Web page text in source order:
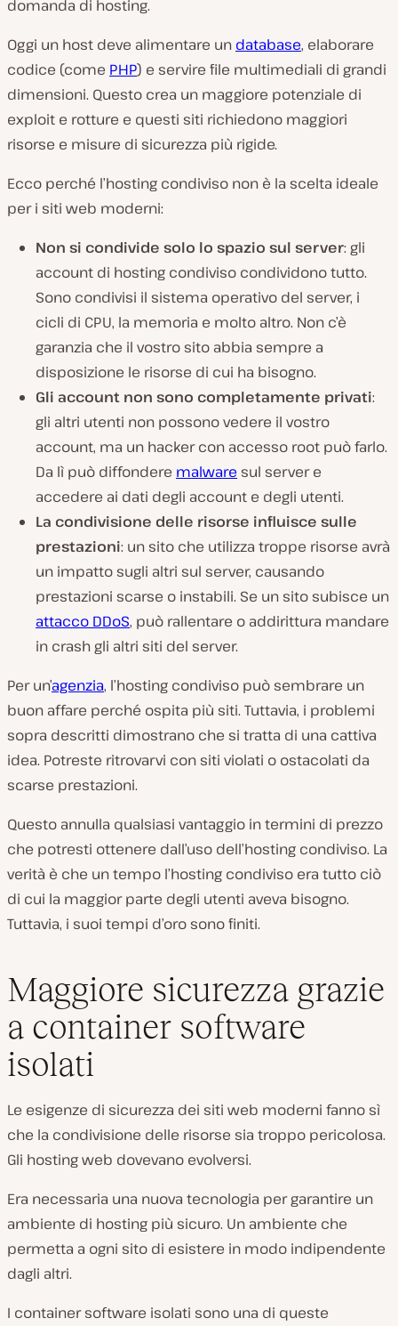
domanda di hosting.
Oggi un host deve alimentare un database, elaborare
codice (come PHP) e servire file multimediali di grandi
dimensioni. Questo crea un maggiore potenziale di
exploit e rotture e questi siti richiedono maggiori
risorse e misure di sicurezza più rigide.
Ecco perché l’hosting condiviso non è la scelta ideale
per i siti web moderni:
Non si condivide solo lo spazio sul server: gli
account di hosting condiviso condividonotutto.
Sono condivisi il sistema operativo del server, i
cicli di CPU, la memoria e molto altro. Non c’è
garanzia che il vostro sito abbia sempre a
disposizione le risorse di cui ha bisogno.
Gli account non sono completamente privati:
gli altri utenti non possono vedere il vostro
account, ma un hacker con accesso root può farlo.
Da lì può diffondere malware sul server e
accedere ai dati degli account e degli utenti.
La condivisione delle risorse influisce sulle
prestazioni: un sito che utilizza troppe risorse avrà
un impatto sugli altri sul server, causando
prestazioni scarse o instabili. Se un sito subisce un
attacco DDoS, può rallentare o addirittura mandare
in crash gli altri siti del server.
Per un’agenzia, l’hosting condiviso può sembrare un
buon affare perché ospita più siti. Tuttavia, i problemi
sopra descritti dimostrano che si tratta di una cattiva
idea. Potreste ritrovarvi con siti violati o ostacolati da
scarse prestazioni.
Questo annulla qualsiasi vantaggio in termini di prezzo
che potresti ottenere dall’uso dell’hosting condiviso. La
verità è che un tempo l’hosting condiviso era tutto ciò
di cui la maggior parte degli utenti aveva bisogno.
Tuttavia, i suoi tempi d’oro sono finiti.
Maggiore sicurezza grazie
a container software
isolati
Le esigenze di sicurezza dei siti web moderni fanno sì
che la condivisione delle risorse sia troppo pericolosa.
Gli hosting web dovevano evolversi.
Era necessaria una nuova tecnologia per garantire un
ambiente di hosting più sicuro. Un ambiente che
permetta a ogni sito di esistere in modo indipendente
dagli altri.
I container software isolati sono una di queste